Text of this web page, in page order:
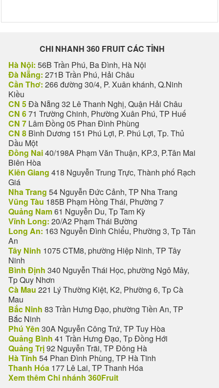
CHI NHANH 360 FRUIT CÁC TỈNH
Hà Nội: 56B Trần Phú, Ba Đình, Hà Nội
Đà Nẵng: 271B Trần Phú, Hải Châu
Cần Thơ: 266 đường 30/4, P. Xuân khánh, Q.Ninh
Kiều
CN 5Đà Nẵng 32 Lê Thanh Nghị, Quận Hải Châu
CN 671 Trường Chinh, Phường Xuân Phú, TP Huế
CN 7 Lâm Đồng 05 Phan Đình Phùng
CN 8 Bình Dương 151 Phú Lợi, P. Phú Lợi, Tp. Thủ
Dầu Một
Đồng Nai40/198A Phạm Văn Thuận, KP.3, P.Tân Mai
Biên Hòa
Kiên Giang 418 Nguyễn Trung Trực, Thành phố Rạch
Giá
Nha Trang 54 Nguyễn Đức Cảnh, TP Nha Trang
Vũng Tàu 185B Phạm Hồng Thái, Phường 7
Quảng Nam61 Nguyễn Du, Tp Tam Kỳ
Vĩnh Long: 20/A2 Phạm Thái Bường
Long An: 163 Nguyễn Đình Chiểu, Phường 3, Tp Tân
An
Tây Ninh 1075 CTM8, phường Hiệp Ninh, TP Tây
Ninh
Bình Định 340 Nguyễn Thái Học, phường Ngô Mây,
Tp Quy Nhơn
Cà Mau 221 Lý Thường Kiệt, K2, Phường 6, Tp Cà
Mau
Bắc Ninh 83 Trần Hưng Đạo, phường Tiền An, TP
Bắc Ninh
Phú Yên 30A Nguyễn Công Trứ, TP Tuy Hòa
Quảng Bình 41 Trần Hưng Đạo, Tp Đồng Hới
Quảng Trị92 Nguyễn Trãi, TP Đông Hà
Hà Tĩnh 54 Phan Đình Phùng, TP Hà Tĩnh
Thanh Hóa 177 Lê Lai, TP Thanh Hóa
Xem thêm Chi nhánh 360Fruit